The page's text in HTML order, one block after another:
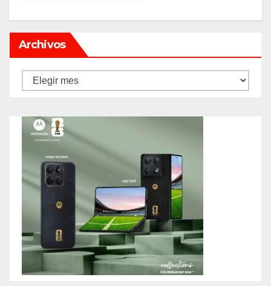
Archivos
Archivos